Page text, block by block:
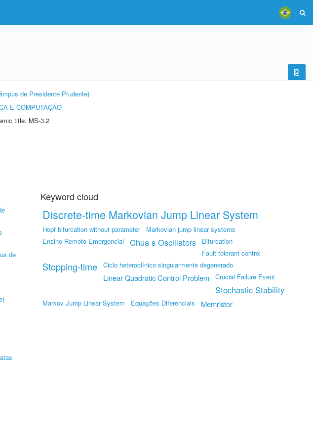
de Presidente Prudente)
E COMPUTAÇÃO
title: MS-3.2
de
Keyword cloud
Discrete-time Markovian Jump Linear System
Hopf bifurcation without parameter
Markovian jump linear systems
Ensino Remoto Emergencial
Chua s Oscillators
Bifurcation
Fault tolerant control
Stopping-time Ciclo heteroclínico singularmente degenerado
Linear Quadratic Control Problem Crucial Failure Event
Stochastic Stability
Markov Jump Linear System Equações Diferenciais Memristor